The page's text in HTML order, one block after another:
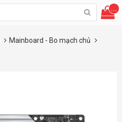
...
Mainboard - Bo mạch chủ